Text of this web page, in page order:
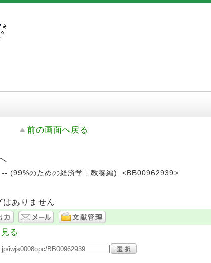
前の画面へ戻る
(99%のための経済学 ; 教養編). <BB00962939>
ありません
る